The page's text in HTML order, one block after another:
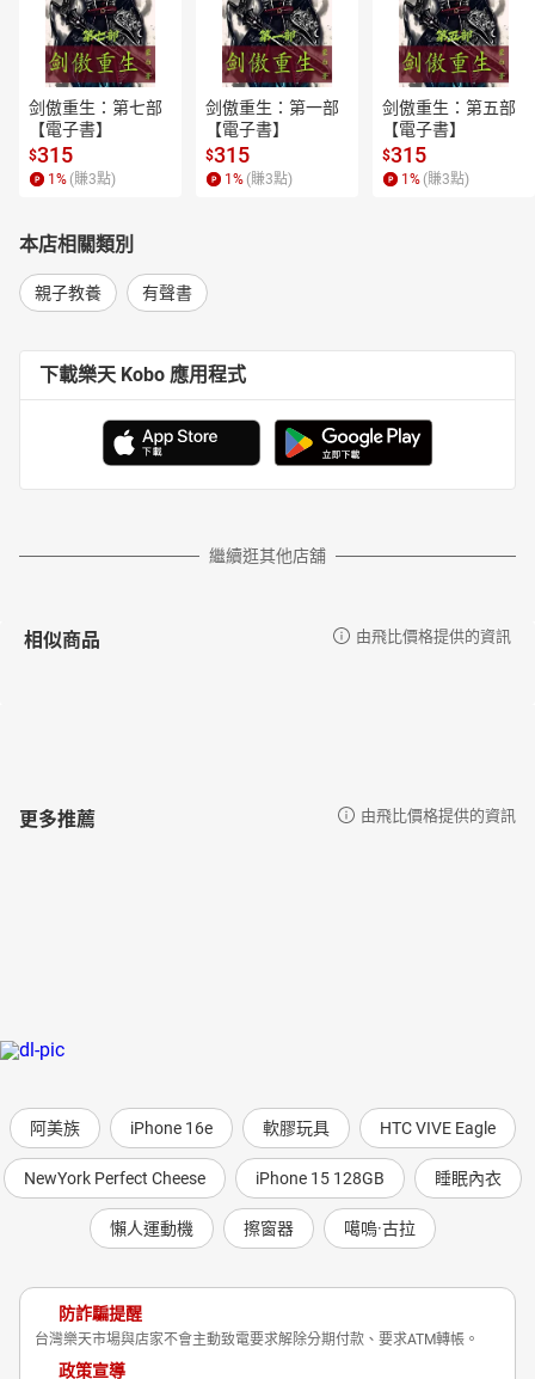
剑傲重生：第七部
【電子書】
$315
1 % (賺3點)
剑傲重生：第一部
【電子書】
$315
1 % (賺3點)
剑傲重生：第五部
【電子書】
$315
1 % (賺3點)
本店相關類別
親子教養 有聲書
下載樂天 Kobo 應用程式
繼續逛其他店舖
相似商品 由飛比價格提供的資訊
更多推薦 由飛比價格提供的資訊
阿美族 iPhone 16e 軟膠玩具 HTC VIVE Eagle
NewYork Perfect Cheese iPhone 15 128GB 睡眠內衣
懶人運動機 擦窗器 噶嗚·古拉
防詐騙提醒
台灣樂天市場與店家不會主動致電要求解除分期付款、要求ATM轉帳。
政策宣導